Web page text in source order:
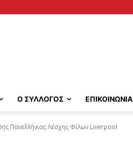
Ο ΣΥΛΛΟΓΟΣ ΕΠΙΚΟΙΝΩΝΙΑ
Πανελλήνιας Λέσχης Φίλων Liverpool